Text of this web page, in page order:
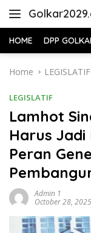
HOME DPP
Home LEGISLATIF
LEGISLATIF
Lamhot
Harus
Peran
Admin 1
October 28, 2025